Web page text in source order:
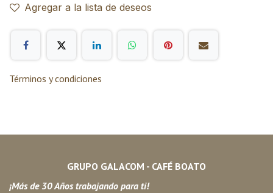
Agregar a la lista de deseos
Términos y condiciones
GRUPO GALACOM - CAFÉ BOATO
¡Más de 30 Años trabajando para ti!